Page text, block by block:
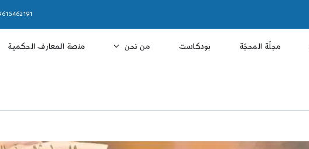
مجلّة المحجّة بودكاست من نحن منصة المعارف الحكمية